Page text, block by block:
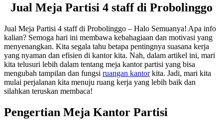
Jual Meja Partisi 4 staff di Probolinggo
Jual Meja Partisi 4 staff di Probolinggo – Halo Semuanya! Apa info
kalian? Semoga hari ini membawa kebahagiaan dan motivasi yang
menyenangkan. Kita segala tahu betapa pentingnya suasana kerja
yang nyaman dan efisien di kantor kita. Nah, dalam artikel ini, mari
kita telusuri lebih dalam tentang meja kantor partisi yang bisa
mengubah tampilan dan fungsi ruangan kantorkita. Jadi, mari kita
mulai perjalanan kita menuju ruang kerja yang lebih baik dan
silahkan teruskan membaca!
Pengertian Meja Kantor Partisi